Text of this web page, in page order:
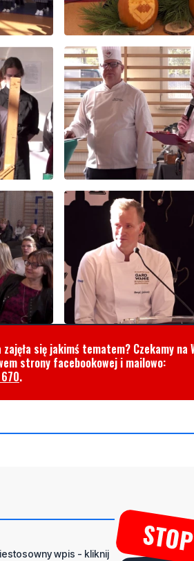
się jakimś tematem? Czekamy na
strony facebookowej i mailowo:
.
wpis - kliknij